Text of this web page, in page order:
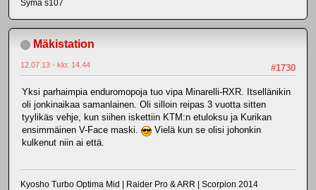
Syma s107
Mäkistation
#1730
12.07.13 - klo: 14.44
Yksi parhaimpia enduromopoja tuo vipa Minarelli-RXR. Itsellänikin
oli jonkinaikaa samanlainen. Oli silloin reipas 3 vuotta sitten
tyylikäs vehje, kun siihen iskettiin KTM:n etuloksu ja Kurikan
ensimmäinen V-Face maski.
Vielä kun se olisi johonkin
kulkenut niin ai että.
Kyosho Turbo Optima Mid | Raider Pro & ARR | Scorpion 2014